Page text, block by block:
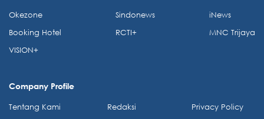
Okezone
Booking Hotel
VISION+
Sindonews
RCTI+
iNews
MNC Trijaya
Company Profile
Tentang Kami
Redaksi
Privacy Policy